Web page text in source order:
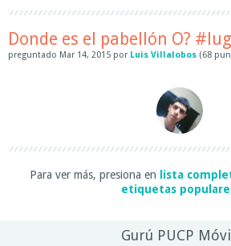
Donde es el pabellón O?
preguntado Mar 14, 2015 por Luis Villalobos (68
Para ver más, presiona en lista
etiquetas
Gurú PUCP